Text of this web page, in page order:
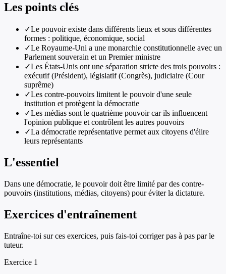
Les points clés
✓Le pouvoir existe dans différents lieux et sous différentes
formes : politique, économique, social
✓Le Royaume-Uni a une monarchie constitutionnelle avec un
Parlement souverain et un Premier ministre
✓Les États-Unis ont une séparation stricte des trois pouvoirs :
exécutif (Président), législatif (Congrès), judiciaire (Cour
suprême)
✓Les contre-pouvoirs limitent le pouvoir d'une seule
institution et protègent la démocratie
✓Les médias sont le quatrième pouvoir car ils influencent
l'opinion publique et contrôlent les autres pouvoirs
✓La démocratie représentative permet aux citoyens d'élire
leurs représentants
L'essentiel
Dans une démocratie, le pouvoir doit être limité par des contre-
pouvoirs (institutions, médias, citoyens) pour éviter la dictature.
Exercices d'entraînement
Entraîne-toi sur ces exercices, puis fais-toi corriger pas à pas par le
tuteur.
Exercice 1